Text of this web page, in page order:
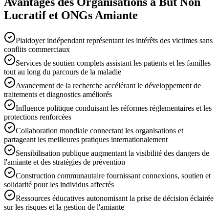
Lucratif et ONGs Amiante
Plaidoyer indépendant représentant les intérêts des victimes sans
conflits commerciaux
Services de soutien complets assistant les patients et les familles
tout au long du parcours de la maladie
Avancement de la recherche accélérant le développement de
traitements et diagnostics améliorés
Influence politique conduisant les réformes réglementaires et les
protections renforcées
Collaboration mondiale connectant les organisations et
partageant les meilleures pratiques internationalement
Sensibilisation publique augmentant la visibilité des dangers de
l'amiante et des stratégies de prévention
Construction communautaire fournissant connexions, soutien et
solidarité pour les individus affectés
Ressources éducatives autonomisant la prise de décision éclairée
sur les risques et la gestion de l'amiante